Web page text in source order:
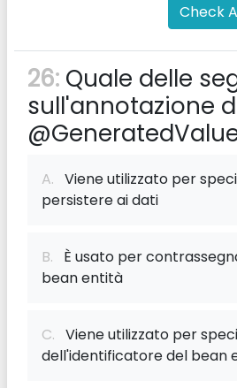
Check
26: Quale delle
sull'annotazione
A. Viene utilizzato per
persistere ai dati
B. È usato per
bean entità
C. Viene utilizzato per
dell'identificatore del bean